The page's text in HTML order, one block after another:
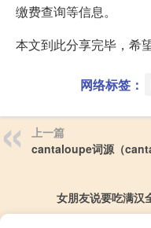
缴费查询等信息。
本文到此分享完毕，希
网络标签：
上一篇
cantaloupe词源（
女朋友说要吃满汉